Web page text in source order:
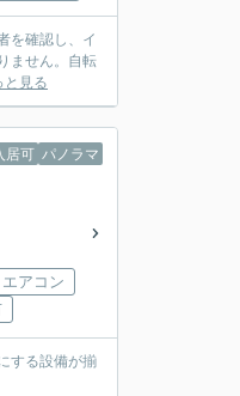
を確認し、イ
ません。自転
と見る
居可 パノラマ
エアコン
する設備が揃